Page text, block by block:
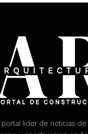
portal lider de noticias de